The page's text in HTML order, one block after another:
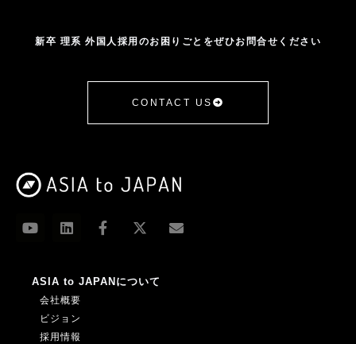
新卒 理系 外国人採用のお困りごとをぜひお問合せください
CONTACT US
ASIA to JAPANについて
会社概要
ビジョン
採用情報